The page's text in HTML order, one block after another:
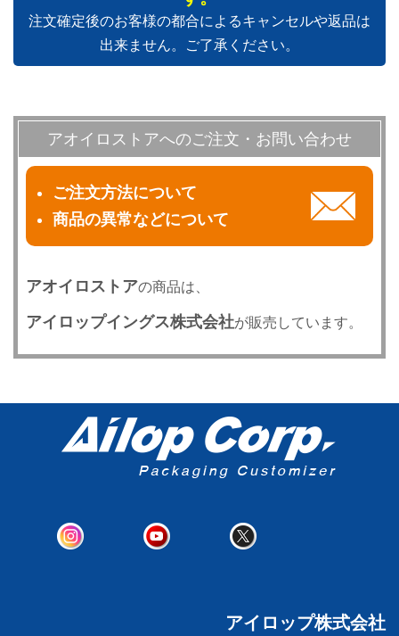
注文確定後のお客様の都合によるキャンセルや返品は
出来ません。ご了承ください。
アオイロストアへのご注文・お問い合わせ
ご注文方法について
商品の異常などについて
アオイロストアの商品は、
アイロップイングス株式会社が販売しています。
アイロップ株式会社